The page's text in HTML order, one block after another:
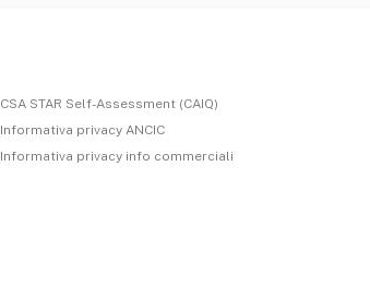
CSA STAR Self-Assessment (CAIQ)
Informativa privacy ANCIC
Informativa privacy info commerciali